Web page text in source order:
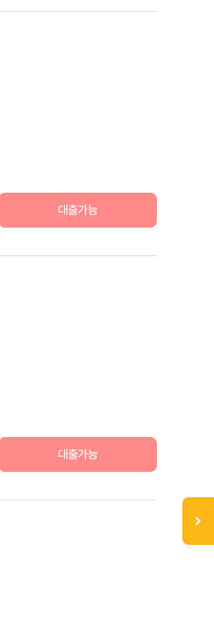
대출가능
대출가능